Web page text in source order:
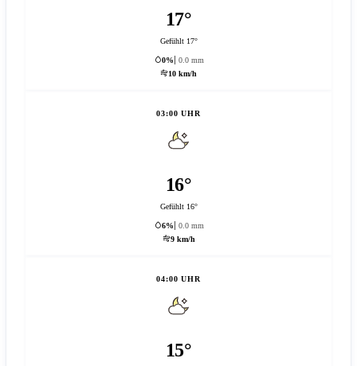
17°
Gefühlt 17°
0%
0.0 mm
10 km/h
03:00 UHR
16°
Gefühlt 16°
6%
0.0 mm
9 km/h
04:00 UHR
15°